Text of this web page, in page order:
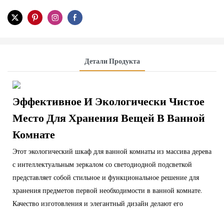
Детали Продукта
Эффективное И Экологически Чистое
Место Для Хранения Вещей В Ванной
Комнате
Этот экологический шкаф для ванной комнаты из массива дерева
с интеллектуальным зеркалом со светодиодной подсветкой
представляет собой стильное и функциональное решение для
хранения предметов первой необходимости в ванной комнате.
Качество изготовления и элегантный дизайн делают его